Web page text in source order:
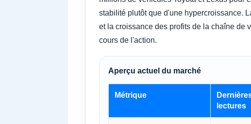
stabilité plutôt que d'une hypercroissance.
et la croissance des profits de la chaîne de
cours de l'action.
Aperçu actuel du marché
Métrique
lectures